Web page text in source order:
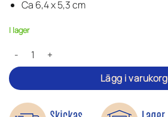
Ca 6,4 x 5,3 cm
I lager
Emblem svartvit - Tygmärke mängd
Lägg i varukorg